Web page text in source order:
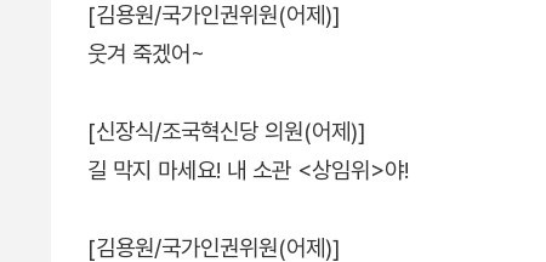
[김용원/국가인권위원(어제)]
웃겨 죽겠어~
[신장식/조국혁신당 의원(어제)]
길 막지 마세요! 내 소관 <상임위>야!
[김용원/국가인권위원(어제)]